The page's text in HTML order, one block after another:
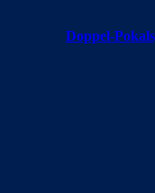
Doppel-
Jason Steinheuer
Lukas Bell aus der 2.